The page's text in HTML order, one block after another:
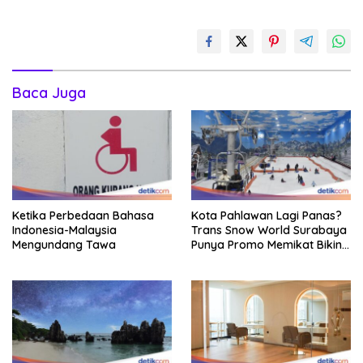
Baca Juga
Ketika Perbedaan Bahasa
Indonesia-Malaysia
Mengundang Tawa
Kota Pahlawan Lagi Panas?
Trans Snow World Surabaya
Punya Promo Memikat Bikin